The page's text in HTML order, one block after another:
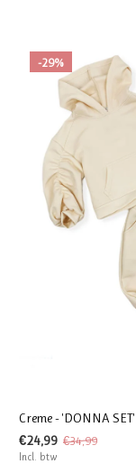
-29%
Creme - 'DONNA
€24,99 €34,99
Incl. btw